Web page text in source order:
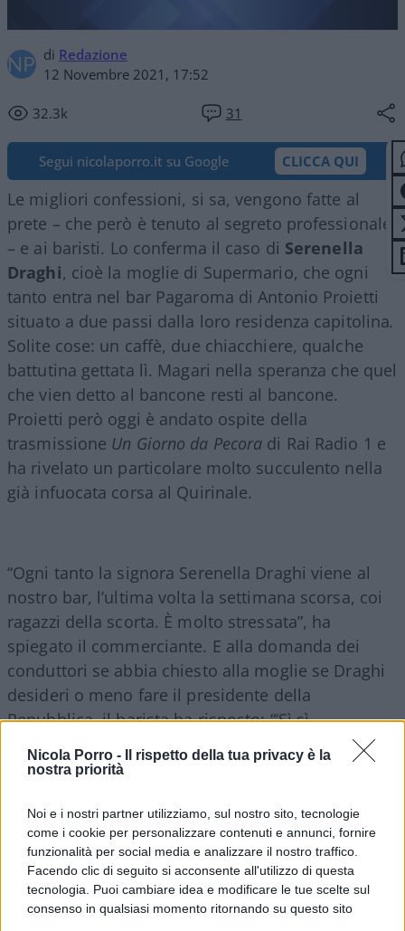
Nicola Porro -
Il rispetto della tua privacy è la
nostra priorità
Noi e i nostri partner utilizziamo, sul nostro sito, tecnologie
come i cookie per personalizzare contenuti e annunci, fornire
funzionalità per social media e analizzare il nostro traffico.
Facendo clic di seguito si acconsente all'utilizzo di questa
tecnologia. Puoi cambiare idea e modificare le tue scelte sul
consenso in qualsiasi momento ritornando su questo sito
di Redazione
12 Novembre 2021, 17:52
32.3k 31
Segui nicolaporro.it su Google CLICCA QUI
Le migliori confessioni, si sa, vengono fatte al
prete – che però è tenuto al segreto professionale
– e ai baristi. Lo conferma il caso di Serenella
Draghi, cioè la moglie di Supermario, che ogni
tanto entra nel bar Pagaroma di Antonio Proietti
situato a due passi dalla loro residenza capitolina.
Solite cose: un caffè, due chiacchiere, qualche
battutina gettata lì. Magari nella speranza che quel
che vien detto al bancone resti al bancone.
Proietti però oggi è andato ospite della
trasmissione Un Giorno da Pecora di Rai Radio 1 e
ha rivelato un particolare molto succulento nella
già infuocata corsa al Quirinale.
“Ogni tanto la signora Serenella Draghi viene al
nostro bar, l’ultima volta la settimana scorsa, coi
ragazzi della scorta. È molto stressata”, ha
spiegato il commerciante. E alla domanda dei
conduttori se abbia chiesto alla moglie se Draghi
desideri o meno fare il presidente della
Repubblica, il barista ha risposto: “‘Sì sì,
sicuramente lo fa’, mi ha detto”. E ancora: “Ha
detto ‘Si, si,sicuramente lo farà
‘. Me lo ha detto
impegnati. Di solito stavano sempre a città della
Pieve andando al Quirinale sarà molto più
complicato”.
Possibile che la signora Draghi abbia parlato così